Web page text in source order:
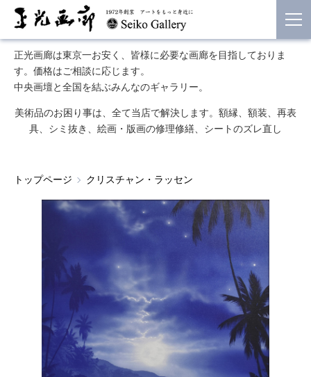
正光画廊は東京一お安く、皆様に必要な画廊を目指しておりま
す。価格はご相談に応じます。
中央画壇と全国を結ぶみんなのギャラリー。
美術品のお困り事は、全て当店で解決します。額縁、額装、再表
具、シミ抜き、絵画・版画の修理修繕、シートのズレ直し
トップページ クリスチャン・ラッセン